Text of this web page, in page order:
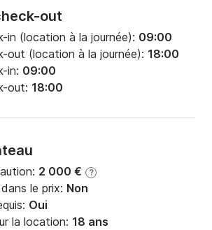
out
in (location à la journée): 09:00
out (location à la journée): 18:00
in: 09:00
out: 18:00
2 000 € ?
le prix: Non
Oui
la location: 18 ans